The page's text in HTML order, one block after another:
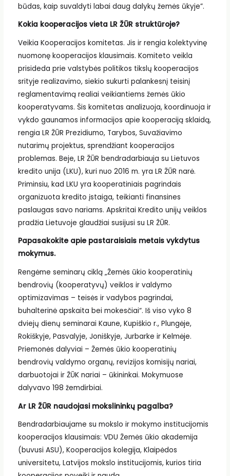
būdas, kaip suvaldyti labai daug dalykų žemės ūkyje”.
Kokia kooperacijos vieta LR ŽŪR struktūroje?
Veikia Kooperacijos komitetas. Jis ir rengia kolektyvinę
nuomonę kooperacijos klausimais. Komiteto veikla
prisideda prie valstybės politikos tikslų kooperacijos
srityje realizavimo, siekio sukurti palankesnį teisinį
reglamentavimą realiai veikiantiems žemės ūkio
kooperatyvams. Šis komitetas analizuoja, koordinuoja ir
vykdo gaunamos informacijos apie kooperaciją sklaidą,
rengia LR ŽŪR Prezidiumo, Tarybos, Suvažiavimo
nutarimų projektus, sprendžiant kooperacijos
problemas. Beje, LR ŽŪR bendradarbiauja su Lietuvos
kredito unija (LKU), kuri nuo 2016 m. yra LR ŽŪR narė.
Priminsiu, kad LKU yra kooperatiniais pagrindais
organizuota kredito įstaiga, teikianti finansines
paslaugas savo nariams. Apskritai Kredito unijų veiklos
pradžia Lietuvoje glaudžiai susijusi su LR ŽŪR.
Papasakokite apie pastaraisiais metais vykdytus
mokymus.
Rengėme seminarų ciklą „Žemės ūkio kooperatinių
bendrovių (kooperatyvų) veiklos ir valdymo
optimizavimas – teisės ir vadybos pagrindai,
buhalterinė apskaita bei mokesčiai“. Iš viso vyko 8
dviejų dienų seminarai Kaune, Kupiškio r., Plungėje,
Rokiškyje, Pasvalyje, Joniškyje, Jurbarke ir Kelmėje.
Priemonės dalyviai – Žemės ūkio kooperatinių
bendrovių valdymo organų, revizijos komisijų nariai,
darbuotojai ir ŽŪK nariai – ūkininkai. Mokymuose
dalyvavo 198 žemdirbiai.
Ar LR ŽŪR naudojasi mokslininkų pagalba?
Bendradarbiaujame su mokslo ir mokymo institucijomis
kooperacijos klausimais: VDU Žemės ūkio akademija
(buvusi ASU), Kooperacijos kolegija, Klaipėdos
universitetu, Latvijos mokslo institucijomis, kurios tiria